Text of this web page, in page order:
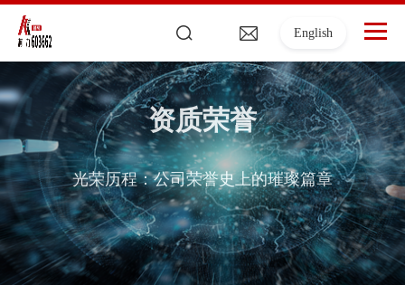
English
资质荣誉
光荣历程：公司荣誉史上的璀璨篇章